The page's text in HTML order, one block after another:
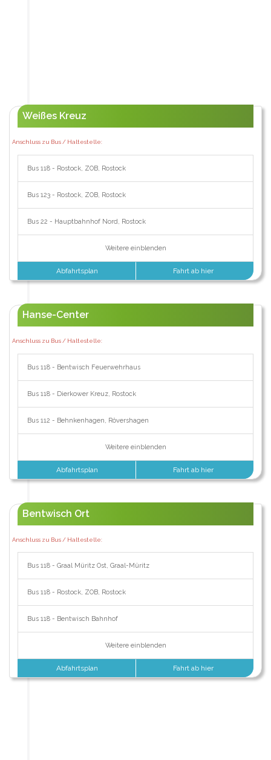
Weißes Kreuz
Anschluss zu Bus / Haltestelle:
Bus 118 - Rostock, ZOB, Rostock
Bus 123 - Rostock, ZOB, Rostock
Bus 22 - Hauptbahnhof Nord, Rostock
Weitere einblenden
Abfahrtsplan Fahrt ab hier
Hanse-Center
Anschluss zu Bus / Haltestelle:
Bus 118 - Bentwisch Feuerwehrhaus
Bus 118 - Dierkower Kreuz, Rostock
Bus 112 - Behnkenhagen, Rövershagen
Weitere einblenden
Abfahrtsplan Fahrt ab hier
Bentwisch Ort
Anschluss zu Bus / Haltestelle:
Bus 118 - Graal Müritz Ost, Graal-Müritz
Bus 118 - Rostock, ZOB, Rostock
Bus 118 - Bentwisch Bahnhof
Weitere einblenden
Abfahrtsplan Fahrt ab hier